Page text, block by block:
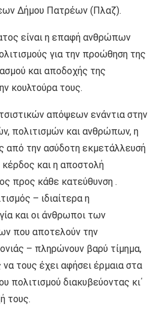
Δήμου Πατρέων (Πλαζ).
είναι η επαφή ανθρώπων
για την προώθηση της
και αποδοχής της
κουλτούρα τους.
απόψεων ενάντια στην
πολιτισμών και ανθρώπων, η
από την ασύδοτη εκμετάλλευσή
και η αποστολή
προς κάθε κατεύθυνση .
– ιδιαίτερα η
και οι άνθρωποι των
που αποτελούν την
– πληρώνουν βαρύ τίμημα,
τους έχει αφήσει έρμαια στα
πολιτισμού διακυβεύοντας κι΄
τους.